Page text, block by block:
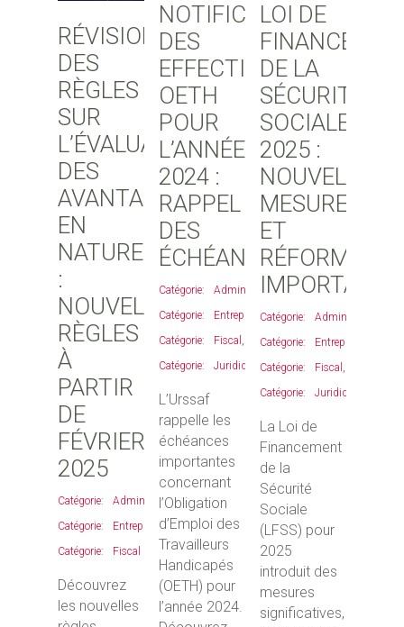
RÉVISION
DES
RÈGLES
SUR
L’ÉVALUATION
DES
AVANTAGES
EN
NATURE
:
NOUVELLES
RÈGLES
À
PARTIR
DE
FÉVRIER
2025
Administratif,
Entreprises,
Fiscal
Découvrez
les nouvelles
NOTIFICATION
DES
EFFECTIFS
OETH
POUR
L’ANNÉE
2024 :
RAPPEL
DES
ÉCHÉANCES
Administratif,
Entreprises,
Fiscal ,
Juridique
L’Urssaf
rappelle les
échéances
importantes
concernant
l’Obligation
d’Emploi des
Travailleurs
Handicapés
(OETH) pour
l’année 2024.
LOI DE
DE LA
SÉCURITÉ
SOCIALE
2025 :
NOUVELLES
MESURES
ET
RÉFORMES
Administratif
Entreprises
Fiscal ,
Juridique
La Loi de
Financement
de la
Sécurité
Sociale
(LFSS) pour
2025
introduit des
mesures
significatives,